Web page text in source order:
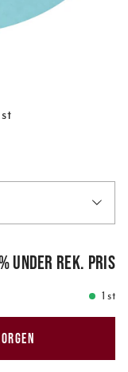
under rek. pris
1 st